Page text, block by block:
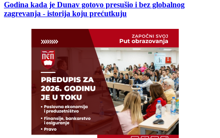
Godina kada je Dunav gotovo presušio i bez globalnog
zagrevanja - istorija koju prećutkuju